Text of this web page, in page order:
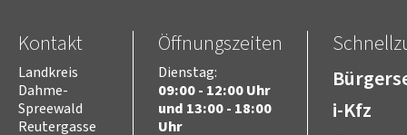
Schuluntersuchung
Zahnärztlicher Dienst
Krankenhäuser
Psychosoziale
Kontakt
Landkreis
Dahme-
Spreewald
Reutergasse
Öffnungszeiten
Dienstag:
09:00 - 12:00 Uhr
und 13:00 - 18:00
Uhr
i-Kfz